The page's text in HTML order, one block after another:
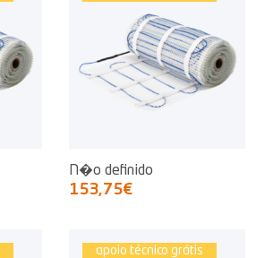
N�o definido
153,75€
apoio técnico grátis